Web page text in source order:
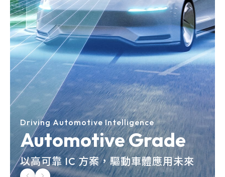
aiPIM™
DRAM
LPDRAM
PSRAM
NOR
Flash
NAND
Flash
Multi-
chip
Memory
Known
Good
Die
Driving Automotive Intelligence
Automotive Grade
以高可靠 IC 方案，驅動車體應用未來